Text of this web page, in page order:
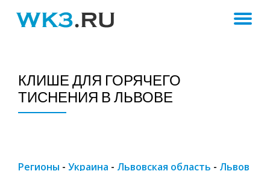
КЛИШЕ ДЛЯ ГОРЯЧЕГО
ТИСНЕНИЯ В ЛЬВОВЕ
Регионы - Украина - Львовская область - Львов